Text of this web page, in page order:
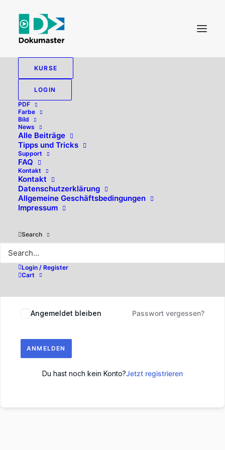
KURSE
LOGIN
PDF
Farbe
Bild
News
Alle Beiträge
Tipps und Tricks
Support
FAQ
Kontakt
Kontakt
Datenschutzerklärung
Allgemeine Geschäftsbedingungen
Impressum
Search
Login / Register
Cart
Hallo, willkommen zurück!
Angemeldet bleiben Passwort vergessen?
ANMELDEN
Du hast noch kein Konto?Jetzt registrieren